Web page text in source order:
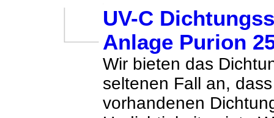
UV-C
Anlage Purion
Wir bieten das
seltenen Fall an,
vorhandenen